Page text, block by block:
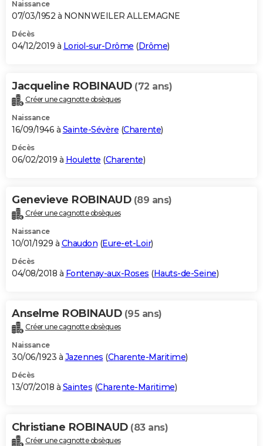
Naissance
07/03/1952 à NONNWEILER ALLEMAGNE
Décès
04/12/2019 à Loriol-sur-Drôme (Drôme)
Jacqueline ROBINAUD (72 ans)
Créer une cagnotte obsèques
Naissance
16/09/1946 à Sainte-Sévère (Charente)
Décès
06/02/2019 à Houlette (Charente)
Genevieve ROBINAUD (89 ans)
Créer une cagnotte obsèques
Naissance
10/01/1929 à Chaudon (Eure-et-Loir)
Décès
04/08/2018 à Fontenay-aux-Roses (Hauts-de-Seine)
Anselme ROBINAUD (95 ans)
Créer une cagnotte obsèques
Naissance
30/06/1923 à Jazennes (Charente-Maritime)
Décès
13/07/2018 à Saintes (Charente-Maritime)
Christiane ROBINAUD (83 ans)
Créer une cagnotte obsèques